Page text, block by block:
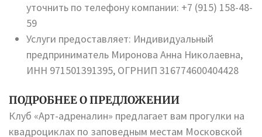
уточнить по телефону компании: +7 (915) 158-48-
59
Услуги предоставляет: Индивидуальный
предприниматель Миронова Анна Николаевна,
ИНН 971501391395, ОГРНИП 316774600404428
ПОДРОБНЕЕ О ПРЕДЛОЖЕНИИ
Клуб «Арт-адреналин» предлагает вам прогулки на
квадроциклах по заповедным местам Московской